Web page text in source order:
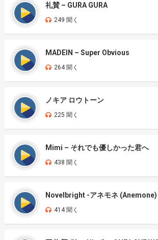
礼賛 – GURA GURA
249 聞く
MADEIN – Super Obvious
264 聞く
ノキア ロウトーン
225 聞く
Mimi – それでも優しかった君へ
438 聞く
Novelbright -アネモネ (Anemone)
414 聞く